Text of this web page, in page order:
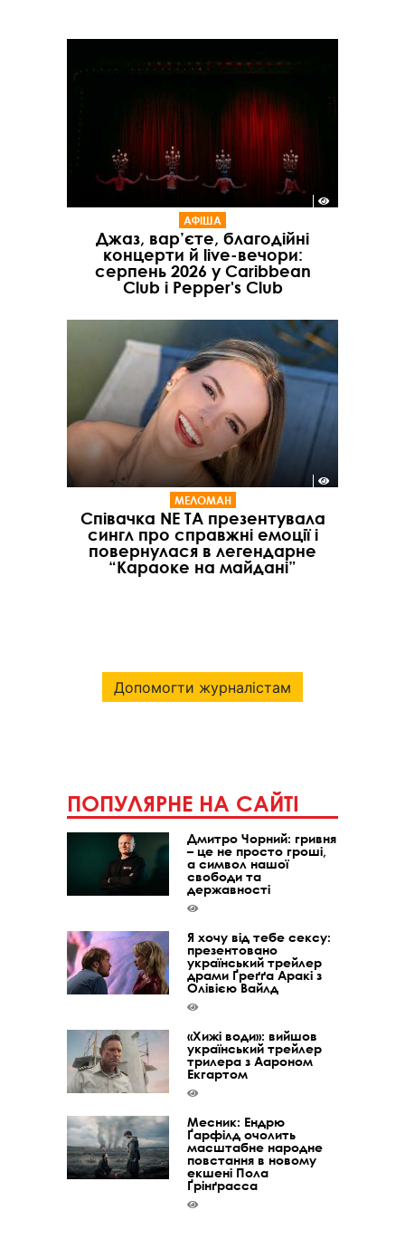
АФІША
Джаз, вар’єте, благодійні
концерти й live-вечори:
серпень 2026 у Caribbean
Club і Pepper's Club
МЕЛОМАН
Співачка NE TA презентувала
сингл про справжні емоції і
повернулася в легендарне
“Караоке на майдані”
Допомогти журналістам
ПОПУЛЯРНЕ НА САЙТІ
Дмитро Чорний: гривня
– це не просто гроші,
а символ нашої
свободи та
державності
Я хочу від тебе сексу:
презентовано
український трейлер
драми Ґреґґа Аракі з
Олівією Вайлд
«Хижі води»: вийшов
український трейлер
трилера з Аароном
Екгартом
Месник: Ендрю
Ґарфілд очолить
масштабне народне
повстання в новому
екшені Пола
Ґрінґрасса